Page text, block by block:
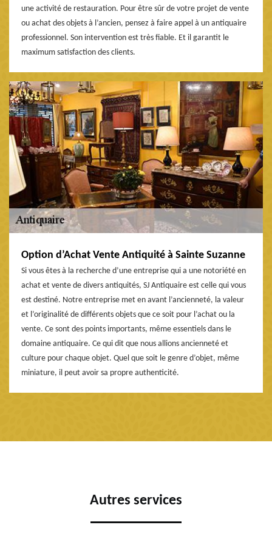
une activité de restauration. Pour être sûr de votre projet de vente
ou achat des objets à l’ancien, pensez à faire appel à un antiquaire
professionnel. Son intervention est très fiable. Et il garantit le
maximum satisfaction des clients.
Option d’Achat Vente Antiquité à Sainte Suzanne
Si vous êtes à la recherche d’une entreprise qui a une notoriété en
achat et vente de divers antiquités, SJ Antiquaire est celle qui vous
est destiné. Notre entreprise met en avant l’ancienneté, la valeur
et l’originalité de différents objets que ce soit pour l’achat ou la
vente. Ce sont des points importants, même essentiels dans le
domaine antiquaire. Ce qui dit que nous allions ancienneté et
culture pour chaque objet. Quel que soit le genre d’objet, même
miniature, il peut avoir sa propre authenticité.
Autres services